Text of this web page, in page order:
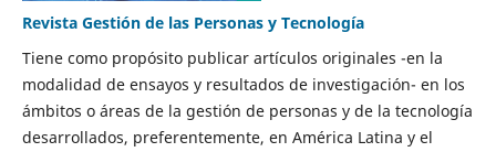
Revista Gestión de las Personas y Tecnología
Tiene como propósito publicar artículos originales -en la
modalidad de ensayos y resultados de investigación- en los
ámbitos o áreas de la gestión de personas y de la tecnología
desarrollados, preferentemente, en América Latina y el